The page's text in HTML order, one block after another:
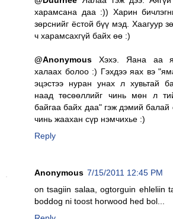
харамсана даа :)) Харин
зөрснийг ёстой бүү мэд. Хаагуур
ч харамсахгүй байх өө :)
@Anonymous Хэхэ. Яана аа
халаах болоо :) Гэхдээ яах вэ
эцэстээ нуран унах л хувьтай
наад төсөөллийг чинь мөн л
байгаа байх даа" гэж дэмий балай
чинь жаахан сүр нэмчихье :)
Reply
Anonymous 7/15/2011 12:45 PM
on tsagiin salaa, ogtorguin ehleliin
boddog ni toost horwood hed bol...